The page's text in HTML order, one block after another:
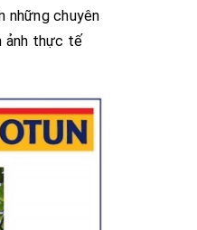
những chuyên
ảnh thực tế